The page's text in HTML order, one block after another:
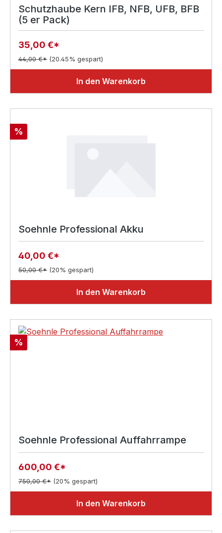
Schutzhaube Kern IFB, NFB, UFB, BFB
(5 er Pack)
35,00 €*
44,00 €* (20.45% gespart)
In den Warenkorb
Rabatt
%
Soehnle Professional Akku
40,00 €*
50,00 €* (20% gespart)
In den Warenkorb
Rabatt
%
Soehnle Professional Auffahrrampe
600,00 €*
750,00 €* (20% gespart)
In den Warenkorb